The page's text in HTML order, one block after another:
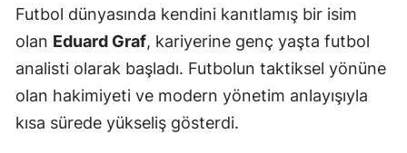
Futbol dünyasında kendini kanıtlamış bir isim
olan Eduard Graf, kariyerine genç yaşta futbol
analisti olarak başladı. Futbolun taktiksel yönüne
olan hakimiyeti ve modern yönetim anlayışıyla
kısa sürede yükseliş gösterdi.